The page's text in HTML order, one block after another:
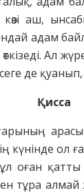
аш,
адам
өткізеді. Ал
де қуанып,
Қисса
күнінде ол
оған қатты
тұра